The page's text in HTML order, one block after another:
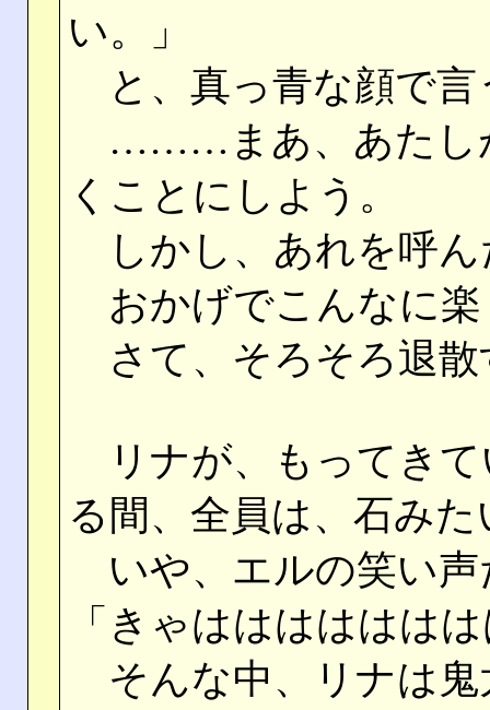
い。」
と、真っ青な顔で言
………まあ、あたし
くことにしよう。
しかし、あれを呼ん
おかげでこんなに楽
さて、そろそろ退散
リナが、もってきて
る間、全員は、石み
いや、エルの笑い声
「きゃはははははは
そんな中、リナは鬼